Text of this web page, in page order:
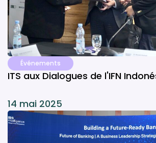
Événements
ITS aux Dialogues de l'IFN
14 mai 2025